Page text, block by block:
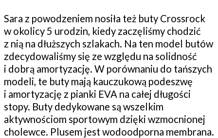
Sara z powodzeniem nosiła też buty Crossrock
w okolicy 5 urodzin, kiedy zaczęliśmy chodzić
z nią na dłuższych szlakach. Na ten model butów
zdecydowaliśmy się ze względu na solidność
i dobrą amortyzację. W porównaniu do tańszych
modeli, te buty mają kauczukową podeszwę
i amortyzację z pianki EVA na całej długości
stopy. Buty dedykowane są wszelkim
aktywnościom sportowym dzięki wzmocnionej
cholewce. Plusem jest wodoodporna membrana.